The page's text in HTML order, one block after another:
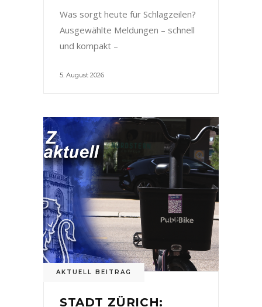
Was sorgt heute für Schlagzeilen?
Ausgewählte Meldungen – schnell
und kompakt –
5. August 2026
AKTUELL BEITRAG
STADT ZÜRICH: